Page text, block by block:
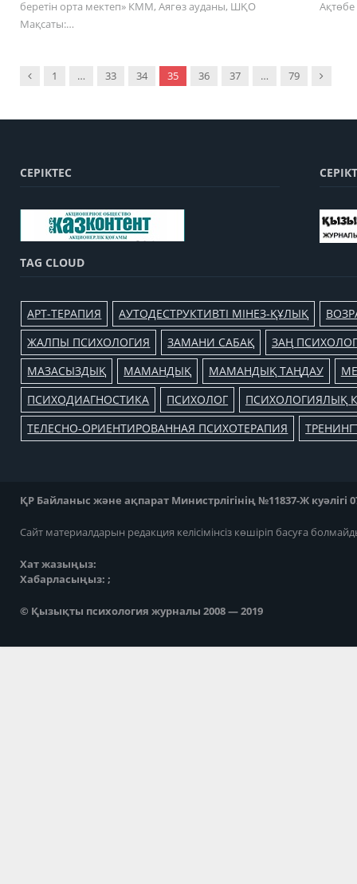
беретін орта мектеп» КММ, Аягөз ауданы, ШҚО
Мақсаты:…
Previous
1 … 33 34 35 36 37 … 79 Next
СЕРІКТЕС
TAG CLOUD
АРТ-ТЕРАПИЯ АУТОДЕСТРУКТИВТІ МІНЕЗ-ҚҰЛЫҚ
ЖАЛПЫ ПСИХОЛОГИЯ
ЗАМАНИ САБАҚ
ЗАҢ
МАЗАСЫЗДЫҚ
МАМАНДЫҚ МАМАНДЫҚ ТАҢДАУ
ПСИХОДИАГНОСТИКА
ПСИХОЛОГ
ПСИХОЛОГИЯЛЫҚ
ТЕЛЕСНО-ОРИЕНТИРОВАННАЯ ПСИХОТЕРАПИЯ
ҚР Байланыс және ақпарат Министрлігінің №11837-Ж куәлігі
Сайт материалдарын редакция келісімінсіз көшіріп басуға
Хат жазыңыз:
Хабарласыңыз: ;
© Қызықты психология журналы 2008 — 2019